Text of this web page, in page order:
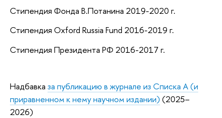
Стипендия Фонда В.Потанина 2019-2020 г.
Стипендия Oxford Russia Fund 2016-2019 г.
Стипендия Президента РФ 2016-2017 г.
Надбавка за публикацию в журнале из Списка А (и
приравненном к нему научном издании) (2025–
2026)